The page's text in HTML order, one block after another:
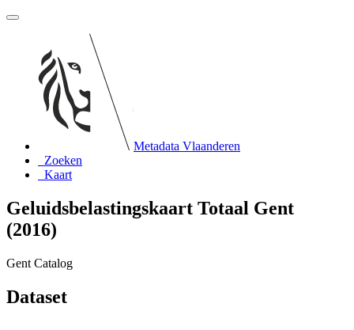
Metadata Vlaanderen
Zoeken
Kaart
Geluidsbelastingskaart Totaal Gent
(2016)
Gent Catalog
Dataset